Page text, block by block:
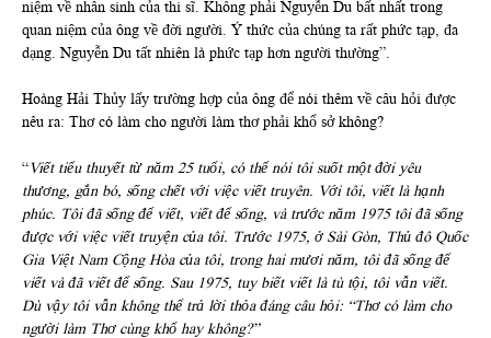
niệm về nhân sinh của thi sĩ. Không phải Nguyễn Du bất nhất trong
quan niệm của ông về đời người. Ý thức của chúng ta rất phức tạp, đa
dạng. Nguyễn Du tất nhiên là phức tạp hơn người thường”.
Hoàng Hải Thủy lấy trường hợp của ông để nói thêm về câu hỏi được
nêu ra: Thơ có làm cho người làm thơ phải khổ sở không?
“Viết tiểu thuyết từ năm 25 tuổi, có thể nói tôi suốt một đời yêu
thương, gắn bó, sống chết với việc viết truyên. Với tôi, viết là hạnh
phúc. Tôi đã sống để viết, viết để sống, và trước năm 1975 tôi đã sống
được với việc viết truyện của tôi. Trước 1975, ở Sài Gòn, Thủ đô Quốc
Gia Việt Nam Cộng Hòa của tôi, trong hai mươi năm, tôi đã sống để
viết và đã viết để sống. Sau 1975, tuy biết viết là tù tội, tôi vẫn viết.
Dù vậy tôi vẫn không thể trả lời thỏa đáng câu hỏi: “Thơ có làm cho
người làm Thơ cùng khổ hay không?”